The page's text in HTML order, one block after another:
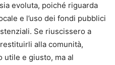
evoluta, poiché riguarda
e l’uso dei fondi pubblici
Se riuscissero a
alla comunità,
utile e giusto, ma al